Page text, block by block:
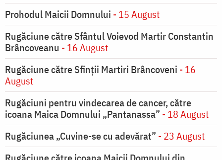
Prohodul Maicii Domnului - 15 August
Rugăciune către Sfântul Voievod Martir Constantin
Brâncoveanu - 16 August
Rugăciune către Sfinții Martiri Brâncoveni - 16
August
Rugăciuni pentru vindecarea de cancer, către
icoana Maica Domnului „Pantanassa” - 18 August
Rugăciunea „Cuvine-se cu adevărat” - 23 August